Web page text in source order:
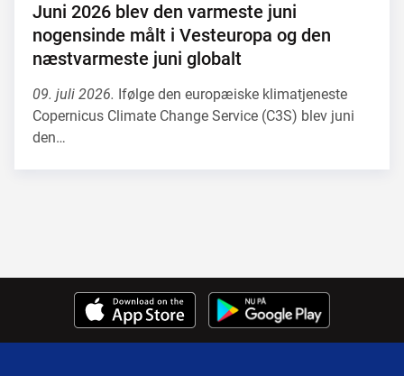
Juni 2026 blev den varmeste juni
nogensinde målt i Vesteuropa og den
næstvarmeste juni globalt
09. juli 2026. Ifølge den europæiske klimatjeneste
Copernicus Climate Change Service (C3S) blev juni
den…